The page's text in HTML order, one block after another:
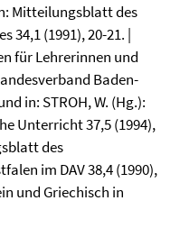
Mitteilungsblatt des
34,1 (1991), 20-21. |
für Lehrerinnen und
Baden-
in: STROH, W. (Hg.):
Unterricht 37,5 (1994),
des
im DAV 38,4 (1990),
und Griechisch in